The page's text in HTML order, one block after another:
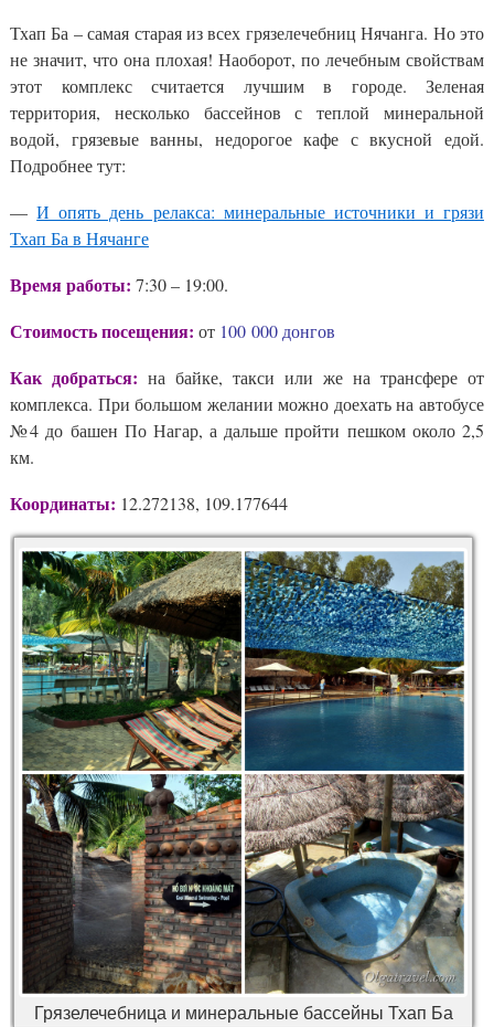
Тхап Ба – самая старая из всех грязелечебниц Нячанга. Но это
не значит, что она плохая! Наоборот, по лечебным свойствам
этот комплекс считается лучшим в городе. Зеленая
территория, несколько бассейнов с теплой минеральной
водой, грязевые ванны, недорогое кафе с вкусной едой.
Подробнее тут:
—И опять день релакса: минеральные источники и грязи
Тхап Ба в Нячанге
Время работы: 7:30 – 19:00.
Стоимость посещения: от 100 000 донгов
Как добраться: на байке, такси или же на трансфере от
комплекса. При большом желании можно доехать на автобусе
№4 до башен По Нагар, а дальше пройти пешком около 2,5
км.
Координаты: 12.272138, 109.177644
Грязелечебница и минеральные бассейны Тхап Ба